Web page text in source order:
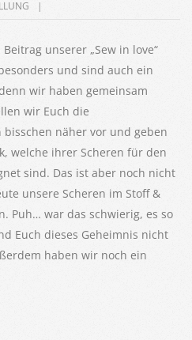
unserer „Sew in love“
und sind auch ein
wir haben gemeinsam
wir Euch die
näher vor und geben
welche ihrer Scheren für den
sind. Das ist aber noch nicht
unsere Scheren im Stoff &
Puh… war das schwierig, es so
Euch dieses Geheimnis nicht
haben wir noch ein